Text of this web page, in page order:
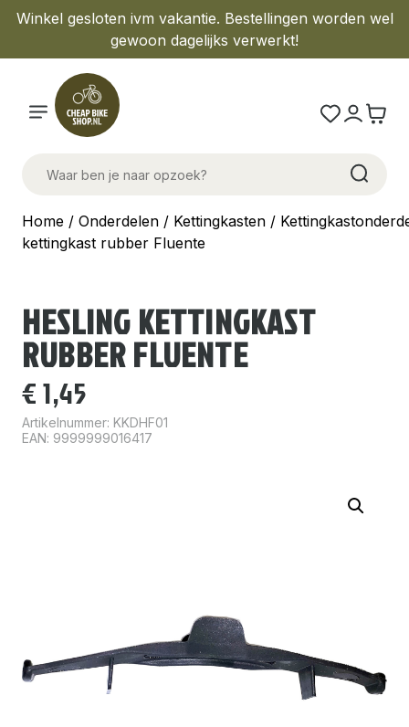
Winkel gesloten ivm vakantie. Bestellingen worden wel
gewoon dagelijks verwerkt!
Home / Onderdelen / Kettingkasten /
kettingkast rubber Fluente
HESLING KETTINGKAST
RUBBER FLUENTE
€1,45
Artikelnummer: KKDHF01
EAN: 9999999016417